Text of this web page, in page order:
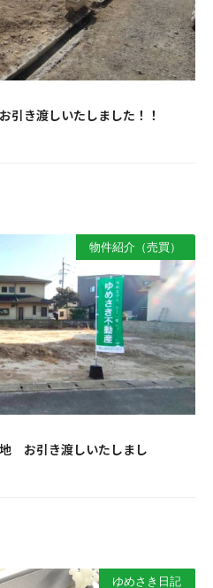
き渡しいたしました！！
物件紹介（売買）
お引き渡しいたしまし
ゆめさき日記